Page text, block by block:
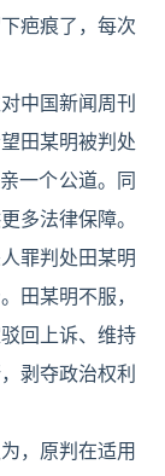
疤痕了，每次
中国新闻周刊
田某明被判处
一个公道。同
多法律保障。
罪判处田某明
田某明不服，
回上诉、维持
剥夺政治权利
，原判在适用